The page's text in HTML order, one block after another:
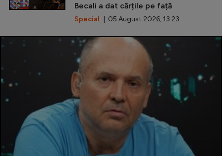
Becali a dat cărțile pe față
Special | 05 August 2026, 13:23